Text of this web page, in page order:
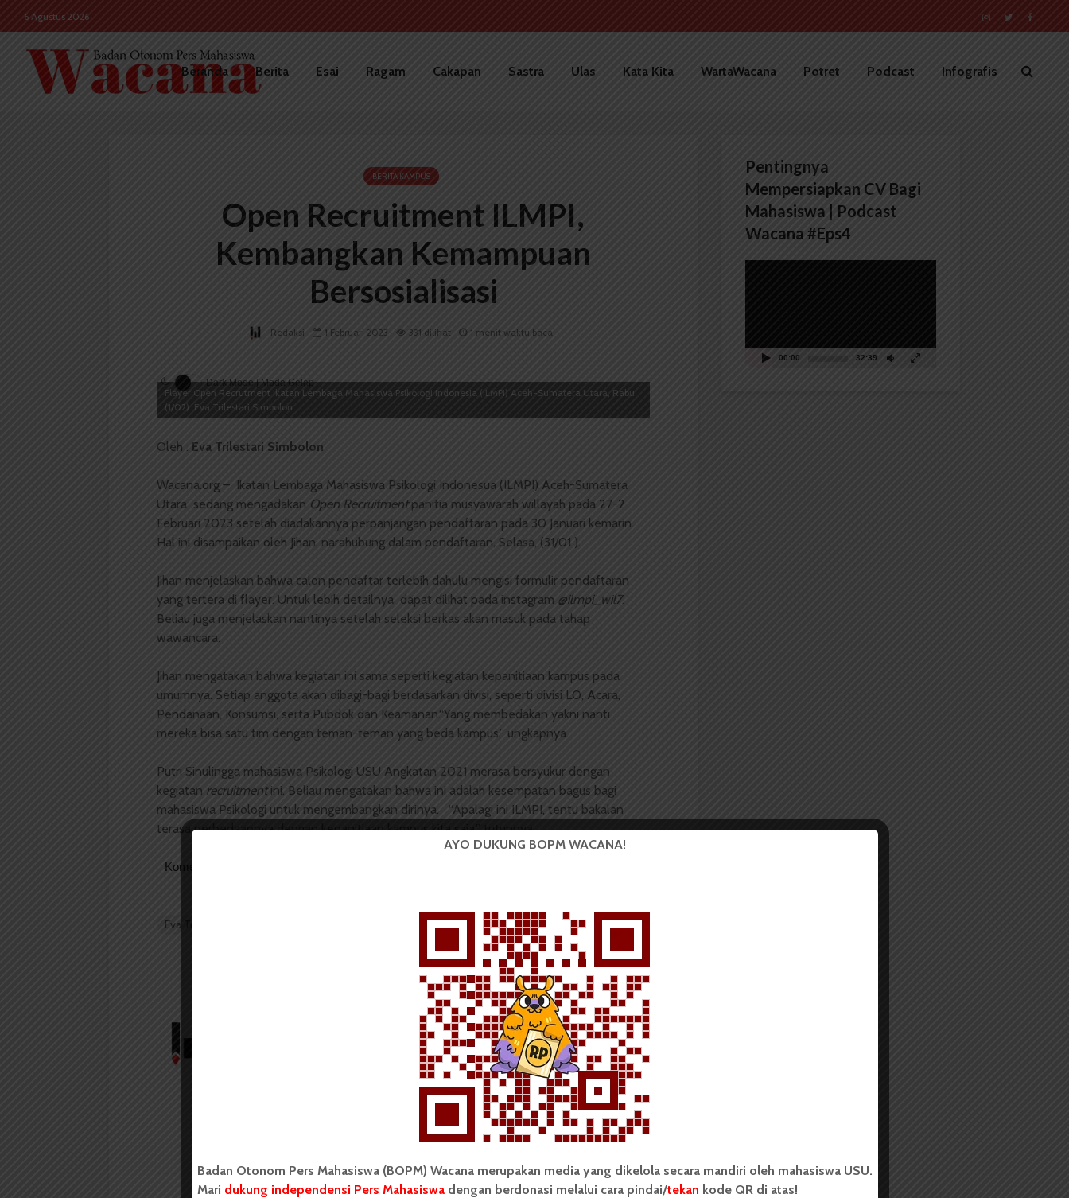
6 Agustus 2026
Beranda Berita Esai Ragam Cakapan Sastra Ulas Kata Kita WartaWacana Potret Podcast Infografis
BERITA KAMPUS
Open Recruitment ILMPI,
Kembangkan Kemampuan
Bersosialisasi
Redaksi 1 Februari 2023 331 dilihat 1 menit waktu baca
Dark Mode | Moda Gelap
Flayer Open Recrutment Ikatan Lembaga Mahasiswa Psikologi Indonesia (ILMPI) Aceh-Sumatera Utara, Rabu
(1/02). Eva Trilestari Simbolon
Oleh : Eva Trilestari Simbolon
Wacana.org – Ikatan Lembaga Mahasiswa Psikologi Indonesua (ILMPI) Aceh-Sumatera
Utara sedang mengadakan Open Recruitmentpanitia musyawarah willayah pada 27-2
Februari 2023 setelah diadakannya perpanjangan pendaftaran pada 30 Januari kemarin.
Hal ini disampaikan oleh Jihan, narahubung dalam pendaftaran, Selasa, (31/01 ).
Jihan menjelaskan bahwa calon pendaftar terlebih dahulu mengisi formulir pendaftaran
yang tertera di flayer. Untuk lebih detailnya dapat dilihat pada instagram @ilmpi_wil7.
Beliau juga menjelaskan nantinya setelah seleksi berkas akan masuk pada tahap
wawancara.
Jihan mengatakan bahwa kegiatan ini sama seperti kegiatan kepanitiaan kampus pada
umumnya. Setiap anggota akan dibagi-bagi berdasarkan divisi, seperti divisi LO, Acara,
Pendanaan, Konsumsi, serta Pubdok dan Keamanan.“Yang membedakan yakni nanti
mereka bisa satu tim dengan teman-teman yang beda kampus,” ungkapnya.
Putri Sinulingga mahasiswa Psikologi USU Angkatan 2021 merasa bersyukur dengan
kegiatan recruitmentini. Beliau mengatakan bahwa ini adalah kesempatan bagus bagi
mahasiswa Psikologi untuk mengembangkan dirinya. “Apalagi ini ILMPI, tentu bakalan
terasa perbedaannya dengan kepanitiaan kampus kita saja,” tutupnya.
Komentar Facebook Anda
Eva Trilestari Simbolon open recruitment Panitia
Badan Otonom Pers Mahasiswa (BOPM) Wacana merupakan pers
mahasiswa yang berdiri di luar kampus dan dikelola secara mandiri oleh
mahasiswa Universitas Sumatera Utara (USU).
Pentingnya
Mempersiapkan CV Bagi
Mahasiswa | Podcast
Wacana #Eps4
00:00 32:39
AYO DUKUNG BOPM WACANA!
Badan Otonom Pers Mahasiswa (BOPM) Wacana merupakan media yang dikelola secara mandiri oleh mahasiswa USU.
Mari dukung independensi Pers Mahasiswadengan berdonasi melalui cara pindai/tekan kode QR di atas!